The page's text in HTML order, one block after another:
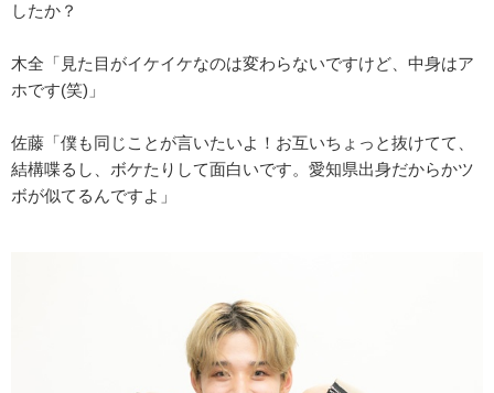
したか？
木全「見た目がイケイケなのは変わらないですけど、中身はア
ホです(笑)」
佐藤「僕も同じことが言いたいよ！お互いちょっと抜けてて、
結構喋るし、ボケたりして面白いです。愛知県出身だからかツ
ボが似てるんですよ」